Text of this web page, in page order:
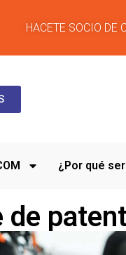
HACETE SOCIO DE
¿Por qué
de